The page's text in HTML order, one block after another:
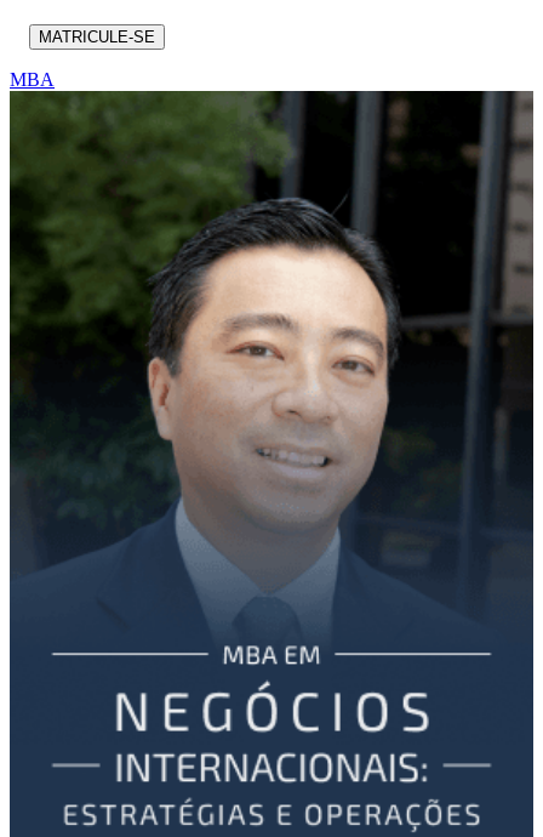
MATRICULE-SE
MBA